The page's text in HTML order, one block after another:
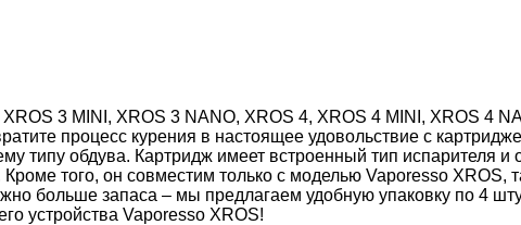
3 MINI, XROS 3 NANO, XROS 4, XROS 4 MINI, XROS 4
процесс курения в настоящее удовольствие с
типу обдува. Картридж имеет встроенный тип испарителя и
того, он совместим только с моделью Vaporesso XROS,
больше запаса – мы предлагаем удобную упаковку по 4
устройства Vaporesso XROS!